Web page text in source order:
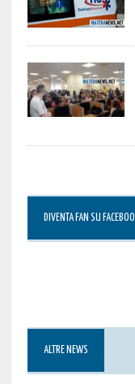
DIVENTA FAN SU
ALTRE NEWS